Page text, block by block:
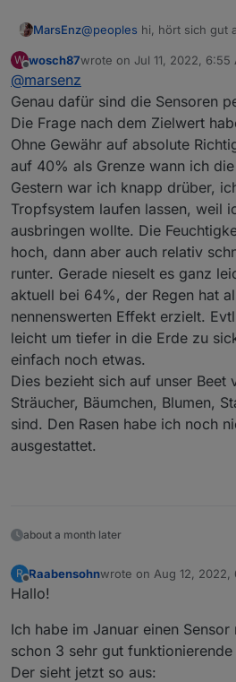
MarsEnz@peoples hi, hört sich gut
die für diesen Einsatz
Gruß Marsenz
W wosch87wrote on Jul 11, 2022, 6:55
last edited by
@marsenz
Genau dafür sind die Sensoren
Die Frage nach dem Zielwert
Ohne Gewähr auf absolute
auf 40% als Grenze wann ich
Gestern war ich knapp drüber,
Tropfsystem laufen lassen, weil
ausbringen wollte. Die
hoch, dann aber auch relativ
runter. Gerade nieselt es ganz
aktuell bei 64%, der Regen hat
nennenswerten Effekt erzielt.
leicht um tiefer in die Erde zu
einfach noch etwas.
Dies bezieht sich auf unser Beet
Sträucher, Bäumchen, Blumen,
sind. Den Rasen habe ich noch
ausgestattet.
about a month later
R
Offline
Raabensohnwrote on Aug 12, 2022,
last edited by
Hallo!
Ich habe im Januar einen
schon 3 sehr gut funktionierende
Der sieht jetzt so aus: